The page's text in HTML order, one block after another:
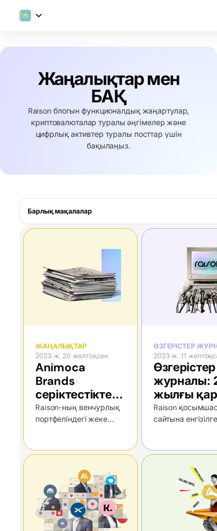
Жаңалықтар мен
БАҚ
Raison блогын функционалдық жаңартулар,
криптовалюталар туралы әңгімелер және
цифрлық активтер туралы посттар үшін
бақылаңыз.
Барлық мақалалар
ЖАҢАЛЫҚТАР
2023 ж. 20 желтоқсан
Animoca
Brands
серіктестіктері,
жаңа SpaceX
ұшырылымы
нәтижелері
Raison-ның венчурлық
портфеліндегі жеке
жаңалықтар
ӨЗГЕРІСТЕР
2023 ж. 11
Өзгерістер
журналы:
жылғы
Raison
сайтына